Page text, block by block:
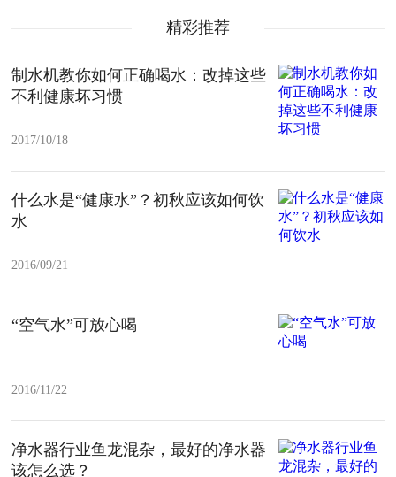
精彩推荐
制水机教你如何正确喝水：改掉这些
不利健康坏习惯
2017/10/18
什么水是“健康水”？初秋应该如何饮
水
2016/09/21
“空气水”可放心喝
2016/11/22
净水器行业鱼龙混杂，最好的净水器
该怎么选？